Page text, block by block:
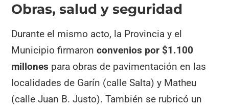
Obras, salud y seguridad
Durante el mismo acto, la Provincia y el
Municipio firmaronconvenios por $1.100
millones para obras de pavimentación en las
localidades de Garín (calle Salta) y Matheu
(calle Juan B. Justo). También se rubricó un